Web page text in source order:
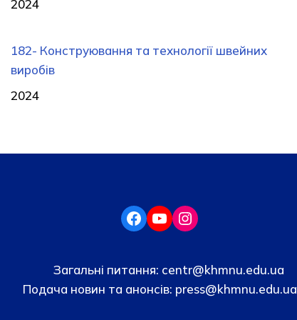
2024
182- Конструювання та технології швейних
виробів
2024
Загальні питання: centr@khmnu.edu.ua
Подача новин та анонсів: press@khmnu.edu.ua